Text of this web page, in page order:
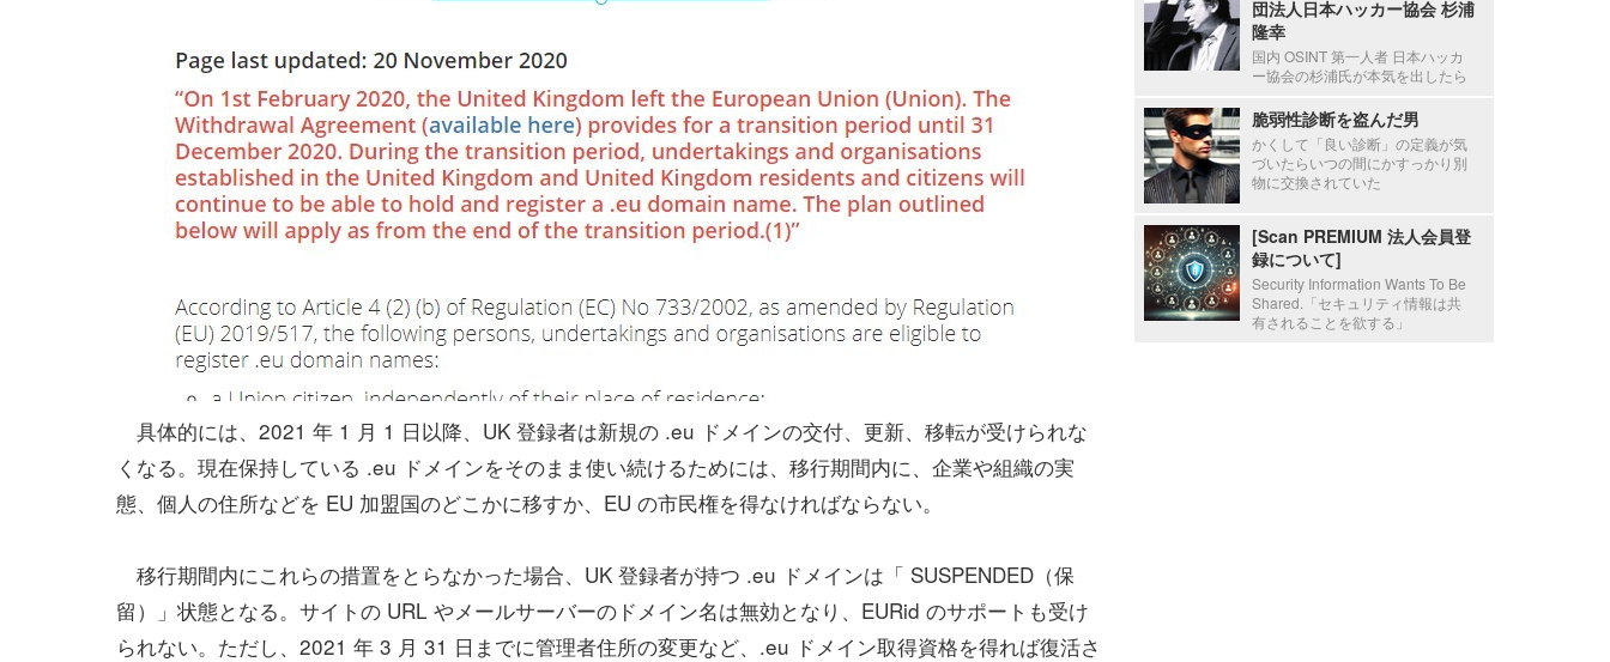
具体的には、2021 年 1 月 1 日以降、UK 登録者は新規の .eu ドメインの交付、更新、移転が受けられな
くなる。現在保持している .eu ドメインをそのまま使い続けるためには、移行期間内に、企業や組織の実
態、個人の住所などを EU 加盟国のどこかに移すか、EU の市民権を得なければならない。
移行期間内にこれらの措置をとらなかった場合、UK 登録者が持つ .eu ドメインは「 SUSPENDED（保
留）」状態となる。サイトの URL やメールサーバーのドメイン名は無効となり、EURid のサポートも受け
られない。ただし、2021 年 3 月 31 日までに管理者住所の変更など、.eu ドメイン取得資格を得れば復活さ
団法人日本ハッカー協会 杉浦
隆幸
国内 OSINT 第一人者 日本ハッカ
ー協会の杉浦氏が本気を出したら
脆弱性診断を盗んだ男
かくして「良い診断」の定義が気
づいたらいつの間にかすっかり別
物に交換されていた
[Scan PREMIUM 法人会員登
録について]
Security Information Wants To Be
Shared.「セキュリティ情報は共
有されることを欲する」